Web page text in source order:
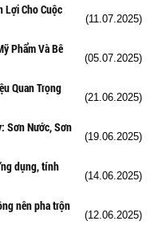
Lợi Cho Cuộc
(11.07.2025)
Phẩm Và Bê
(05.07.2025)
Quan Trọng
(21.06.2025)
Sơn Nước, Sơn
(19.06.2025)
dụng, tính
(14.06.2025)
nên pha trộn
(12.06.2025)